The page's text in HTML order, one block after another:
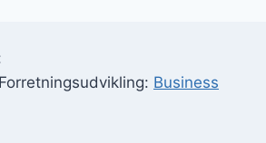
Business